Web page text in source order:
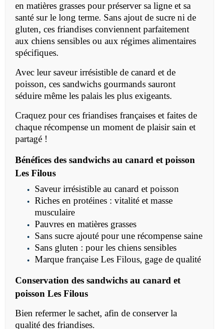
en matières grasses pour préserver sa ligne et sa
santé sur le long terme. Sans ajout de sucre ni de
gluten, ces friandises conviennent parfaitement
aux chiens sensibles ou aux régimes alimentaires
spécifiques.
Avec leur saveur irrésistible de canard et de
poisson, ces sandwichs gourmands sauront
séduire même les palais les plus exigeants.
Craquez pour ces friandises françaises et faites de
chaque récompense un moment de plaisir sain et
partagé !
Bénéfices des sandwichs au canard et poisson
Les Filous
Saveur irrésistible au canard et poisson
Riches en protéines : vitalité et masse
musculaire
Pauvres en matières grasses
Sans sucre ajouté pour une récompense saine
Sans gluten : pour les chiens sensibles
Marque française Les Filous, gage de qualité
Conservation des sandwichs au canard et
poisson Les Filous
Bien refermer le sachet, afin de conserver la
qualité des friandises.